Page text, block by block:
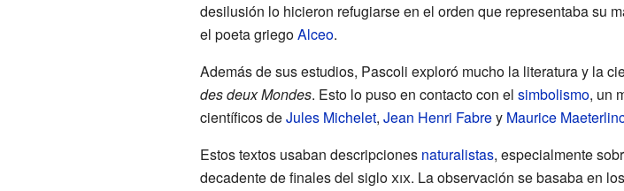
desilusión lo hicieron refugiarse en el orden que representaba su
el poeta griegoAlceo.
Además de sus estudios, Pascoli exploró mucho la literatura y la
des deux Mondes. Esto lo puso en contacto con el simbolismo, un
científicos deJules Michelet, Jean Henri Fabrey Maurice
Estos textos usaban descripciones naturalistas, especialmente
decadente de finales del sigloxix. La observación se basaba en